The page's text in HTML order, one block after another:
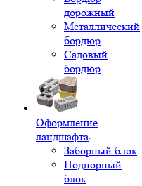
дорожный
Металлический
бордюр
Садовый
бордюр
Оформление
ландшафта
Заборный блок
Подпорный
блок